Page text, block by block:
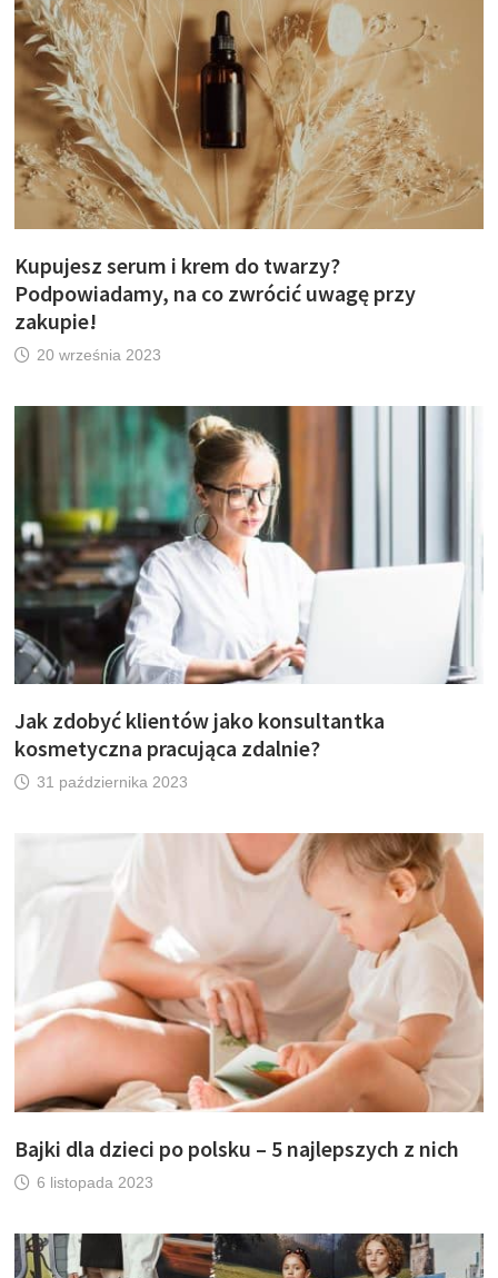
Kupujesz serum i krem do twarzy?
Podpowiadamy, na co zwrócić uwagę przy
zakupie!
20 września 2023
Jak zdobyć klientów jako konsultantka
kosmetyczna pracująca zdalnie?
31 października 2023
Bajki dla dzieci po polsku – 5 najlepszych z nich
6 listopada 2023